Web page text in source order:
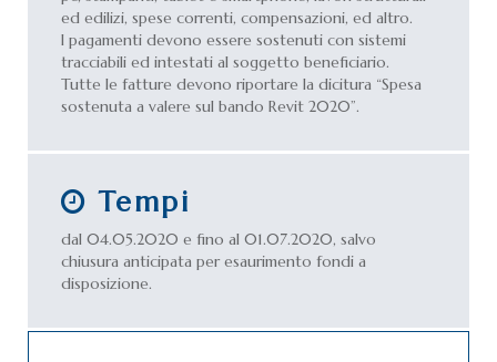
ed edilizi, spese correnti, compensazioni, ed altro.
I pagamenti devono essere sostenuti con sistemi
tracciabili ed intestati al soggetto beneficiario.
Tutte le fatture devono riportare la dicitura “Spesa
sostenuta a valere sul bando Revit 2020”.
Tempi
dal 04.05.2020 e fino al 01.07.2020, salvo
chiusura anticipata per esaurimento fondi a
disposizione.